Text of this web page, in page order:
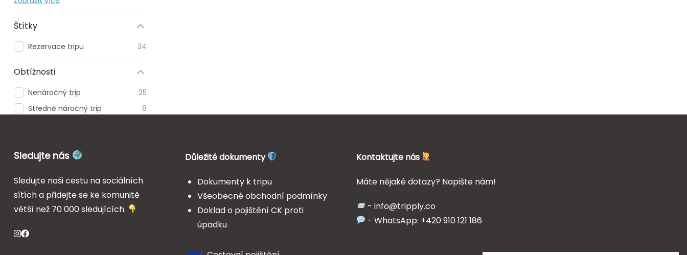
Štítky
Rezervace tripu 34
Obtížnosti
Nenáročný trip
25
Středně náročný trip
8
Sledujte nás
Sledujte naši cestu na sociálních
sítích a přidejte se ke komunitě
větší než 70 000 sledujících.
Důležité dokumenty
Dokumenty k tripu
Všeobecné obchodní podmínky
Doklad o pojištění CK proti
úpadku
Kontaktujte nás
Máte nějaké dotazy? Napište nám!
- info@tripply.co
- WhatsApp: +420 910 121 186